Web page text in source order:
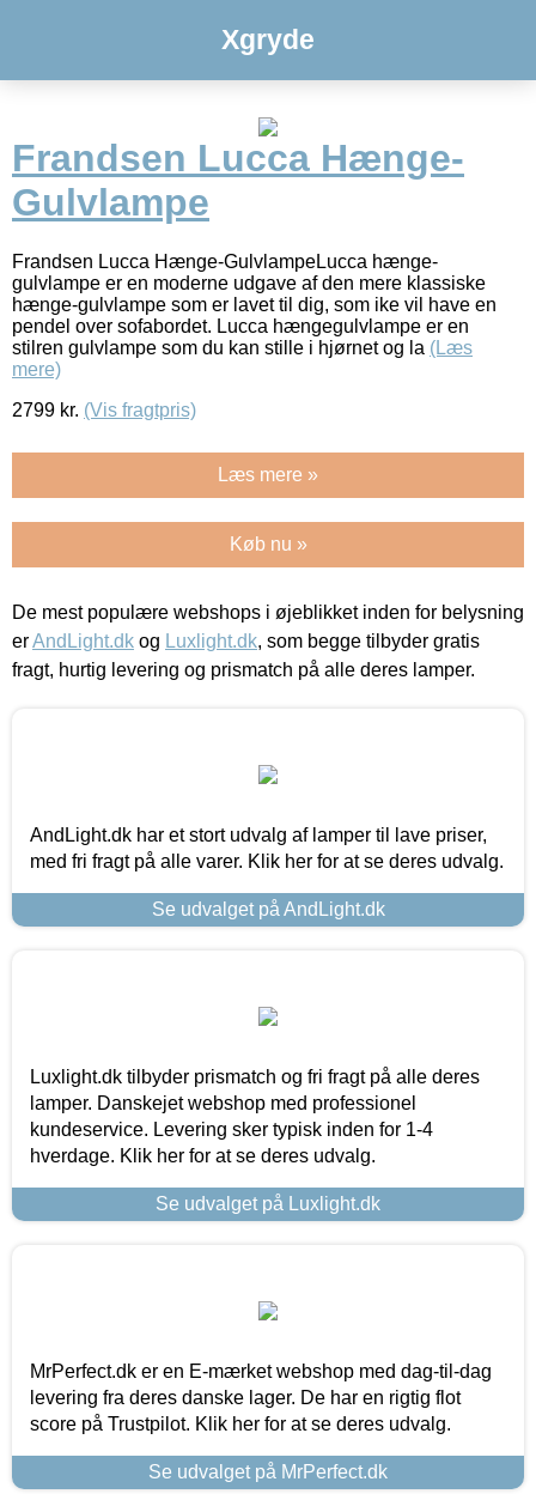
Xgryde
Frandsen Lucca Hænge-
Gulvlampe
Frandsen Lucca Hænge-GulvlampeLucca hænge-
gulvlampe er en moderne udgave af den mere klassiske
hænge-gulvlampe som er lavet til dig, som ike vil have en
pendel over sofabordet. Lucca hængegulvlampe er en
stilren gulvlampe som du kan stille i hjørnet og la (Læs
mere)
2799 kr. (Vis fragtpris)
Læs mere »
Køb nu »
De mest populære webshops i øjeblikket inden for belysning
erAndLight.dk og Luxlight.dk, som begge tilbyder gratis
fragt, hurtig levering og prismatch på alle deres lamper.
AndLight.dk har et stort udvalg af lamper til lave priser,
med fri fragt på alle varer. Klik her for at se deres udvalg.
Se udvalget på AndLight.dk
Luxlight.dk tilbyder prismatch og fri fragt på alle deres
lamper. Danskejet webshop med professionel
kundeservice. Levering sker typisk inden for 1-4
hverdage. Klik her for at se deres udvalg.
Se udvalget på Luxlight.dk
MrPerfect.dk er en E-mærket webshop med dag-til-dag
levering fra deres danske lager. De har en rigtig flot
score på Trustpilot. Klik her for at se deres udvalg.
Se udvalget på MrPerfect.dk